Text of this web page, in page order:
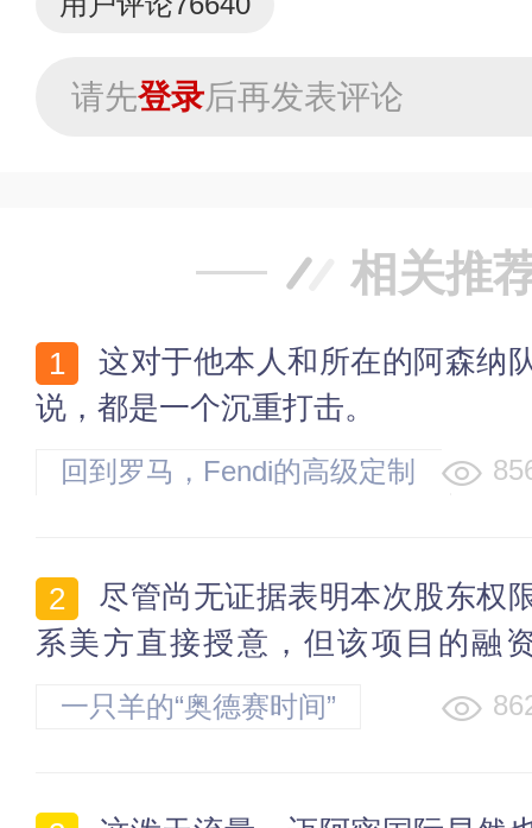
请先登录后再发表评论
相关推
说，都是一个沉重打击。
回到罗马，Fendi的高级定制
系美方直接授意，但该项目的融
径、销售合约与政策背书均已深
一只羊的“奥德赛时间”